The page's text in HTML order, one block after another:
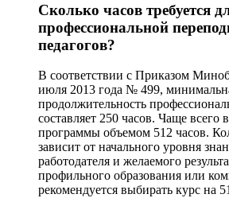
Сколько часов требуется
профессиональной
педагогов?
В соответствии с Приказом
июля 2013 года № 499,
продолжительность
составляет 250 часов. Чаще всего
программы объемом 512 часов.
зависит от начального уровня
работодателя и желаемого
профильного образования или
рекомендуется выбирать курс на